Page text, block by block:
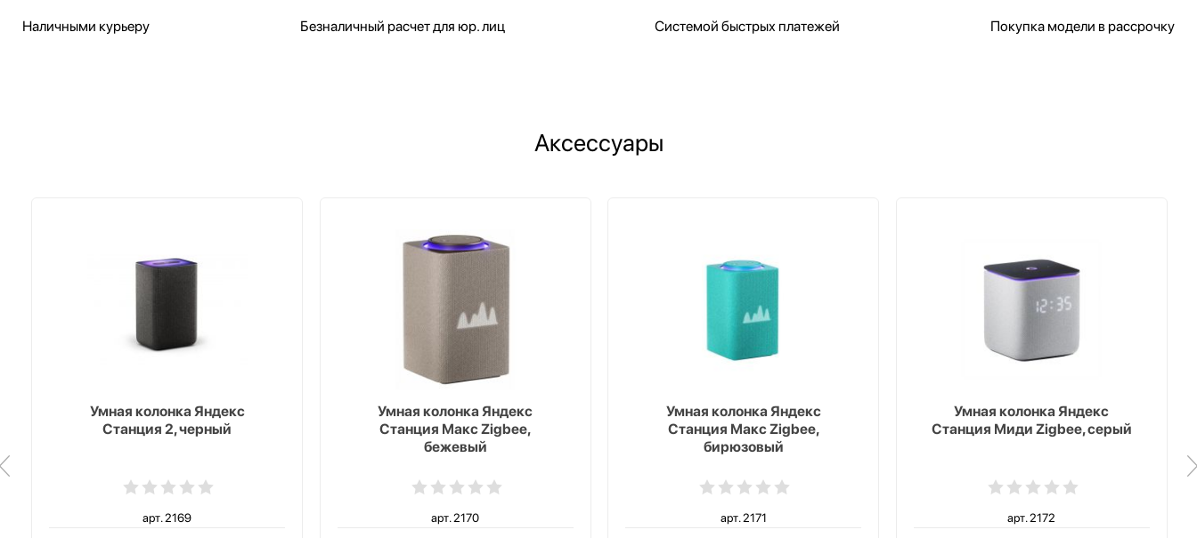
Наличными курьеру Безналичный расчет для юр. лиц Системой быстрых платежей Покупка модели в рассрочку
Аксессуары
Умная колонка Яндекс
Станция 2, черный
арт. 2169
Умная колонка Яндекс
Станция Макс Zigbee,
бежевый
арт. 2170
Умная колонка Яндекс
Станция Макс Zigbee,
бирюзовый
арт. 2171
Умная колонка Яндекс
Станция Миди Zigbee, серый
арт. 2172